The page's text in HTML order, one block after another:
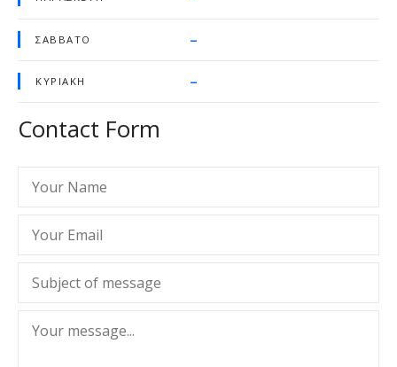
ΣΆΒΒΑΤΟ –
ΚΥΡΙΑΚΉ –
Contact Form